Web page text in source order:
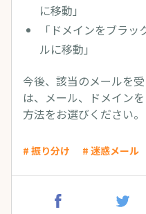
に移動」
「ドメインをブラ
ルに移動」
今後、該当のメールを
は、メール、ドメイン
方法をお選びください。
# 振り分け # 迷惑メール